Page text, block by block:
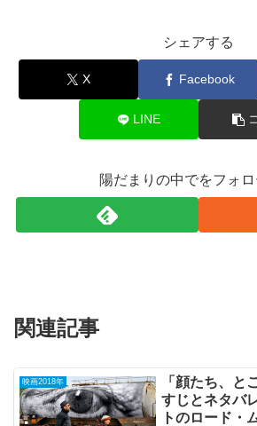
シェアする
X Facebook
LINE
陽だまりの中でをフォ
関連記事
映画2018年
「顔たち、と
すじとネタバ
トのロード・